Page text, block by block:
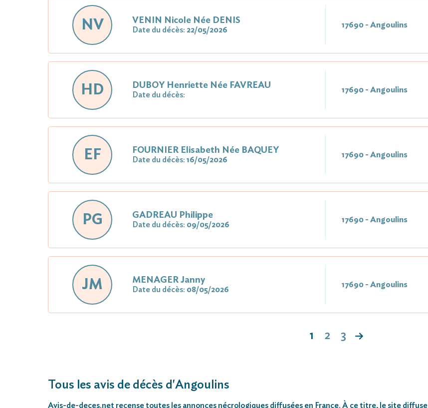
NV VENIN Nicole Née DENIS
Date du décès: 22/05/2026
17690 - Angoulins
HD DUBOY Henriette Née FAVREAU
Date du décès:
17690 - Angoulins
EF FOURNIER Elisabeth Née BAQUEY
Date du décès: 16/05/2026
17690 - Angoulins
PG GADREAU Philippe
Date du décès: 09/05/2026
17690 - Angoulins
JM MENAGER Janny
Date du décès: 08/05/2026
17690 - Angoulins
1 2 3
Tous les avis de décès d'Angoulins
Avis-de-deces.net recense toutes les annonces nécrologiques diffusées en France. À ce titre, le site diffuse